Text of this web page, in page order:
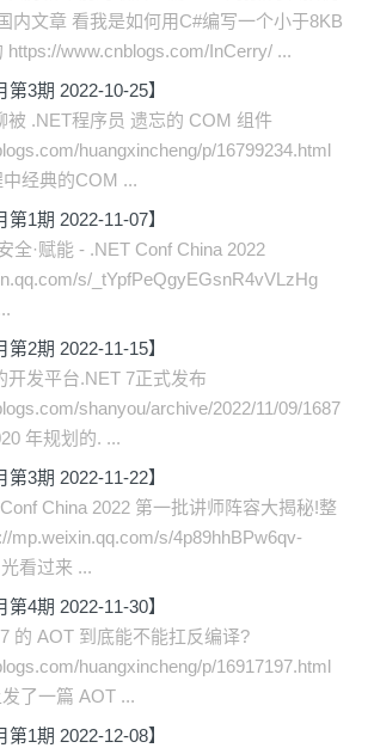
内文章 看我是如何用C#编写一个小于8KB
https://www.cnblogs.com/InCerry/ ...
3期 2022-10-25】
被 .NET程序员 遗忘的 COM 组件
huangxincheng/p/16799234.html
经典的COM ...
1期 2022-11-07】
全·赋能 - .NET Conf China 2022
s/_tYpfPeQgyEGsnR4vVLzHg
2期 2022-11-15】
开发平台.NET 7正式发布
shanyou/archive/2022/11/09/1687
年规划的. ...
3期 2022-11-22】
China 2022 第一批讲师阵容大揭秘!整
mp.weixin.qq.com/s/4p89hhBPw6qv-
看过来 ...
4期 2022-11-30】
的 AOT 到底能不能扛反编译?
huangxincheng/p/16917197.html
了一篇 AOT ...
1期 2022-12-08】